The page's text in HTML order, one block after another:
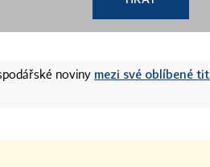
noviny mezi své oblíbené